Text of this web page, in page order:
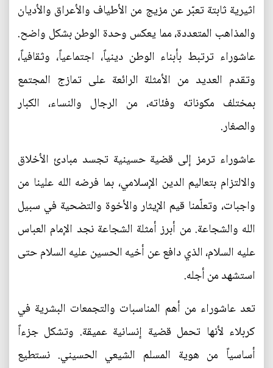
اثيرية ثابتة تعبّر عن مزيج من الأطياف والأعراق والأديان
والمذاهب المتعددة، مما يعكس وحدة الوطن بشكل واضح.
عاشوراء ترتبط بأبناء الوطن دينياً، اجتماعياً، وثقافياً،
وتقدم العديد من الأمثلة الرائعة على تمازج المجتمع
بمختلف مكوناته وفئاته، من الرجال والنساء، الكبار
والصغار.
عاشوراء ترمز إلى قضية حسينية تجسد مبادئ الأخلاق
والالتزام بتعاليم الدين الإسلامي، بما فرضه الله علينا من
واجبات، وتعلّمنا قيم الإيثار والأخوة والتضحية في سبيل
الله والشجاعة. من أبرز أمثلة الشجاعة نجد الإمام العباس
عليه السلام، الذي دافع عن أخيه الحسين عليه السلام حتى
استشهد من أجله.
تعد عاشوراء من أهم المناسبات والتجمعات البشرية في
كربلاء لأنها تحمل قضية إنسانية عميقة. وتشكل جزءاً
أساسياً من هوية المسلم الشيعي الحسيني. نستطيع